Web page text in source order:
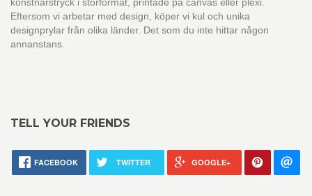
Eftersom vi arbetar med design, köper vi kul och unika
designprylar från olika länder. Det som du inte hittar någon
annanstans.
TELL YOUR FRIENDS
FACEBOOK TWITTER GOOGLE+